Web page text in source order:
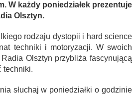
W każdy poniedziałek prezentuje
Olsztyn.
rodzaju dystopii i hard science
techniki i motoryzacji. W swoich
Olsztyn przybliża fascynującą
techniki.
słuchaj w poniedziałki o godzinie